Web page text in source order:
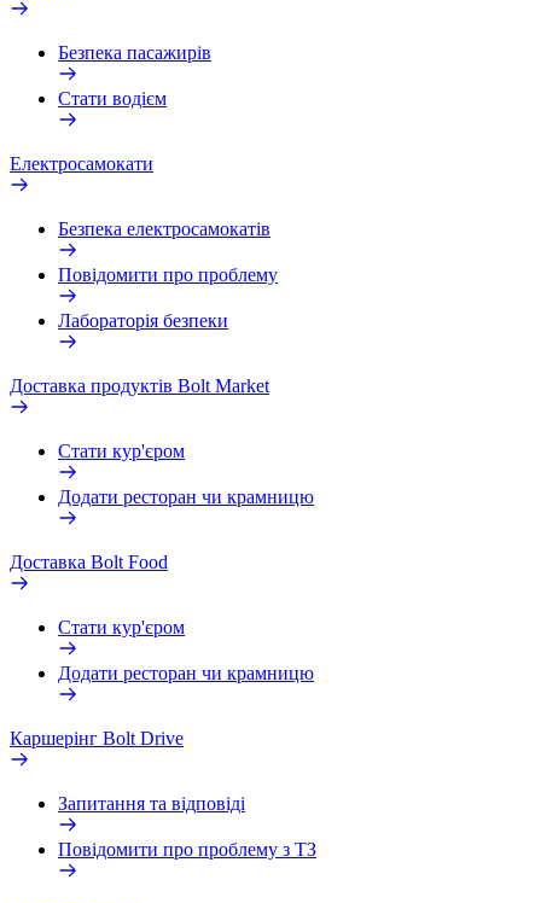
Безпека пасажирів
Стати водієм
Електросамокати
Безпека електросамокатів
Повідомити про проблему
Лабораторія безпеки
Доставка продуктів Bolt Market
Стати кур'єром
Додати ресторан чи крамницю
Доставка Bolt Food
Стати кур'єром
Додати ресторан чи крамницю
Каршерінг Bolt Drive
Запитання та відповіді
Повідомити про проблему з ТЗ